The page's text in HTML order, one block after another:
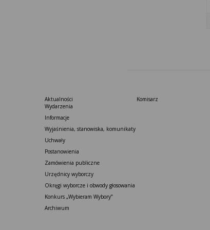
Aktualności
Wydarzenia
Informacje
Wyjaśnienia, stanowiska, komunikaty
Uchwały
Postanowienia
Zamówienia publiczne
Urzędnicy wyborczy
Okręgi wyborcze i obwody głosowania
Konkurs „Wybieram Wybory”
Archiwum
Komisarz